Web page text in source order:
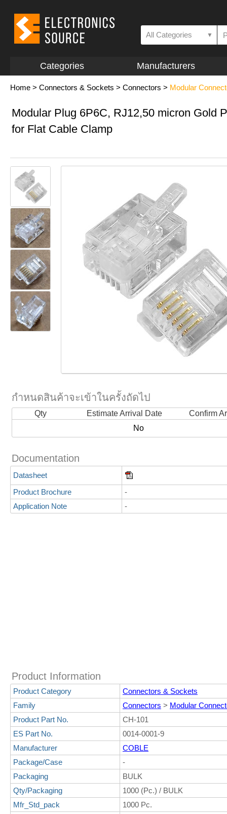
All Categories ▼
Categories Manufacturers
Home > Connectors & Sockets > Connectors > Modular
Modular Plug 6P6C, RJ12,50 micron Gold
for Flat Cable Clamp
กำหนดสินค้าจะเข้าในครั้งถัดไป
Qty Estimate Arrival Date
Confirm
No
Documentation
Datasheet
Product Brochure
-
Application Note
-
Product Information
Product Category
Connectors & Sockets
Family
Connectors > Modular
Product Part No.
CH-101
ES Part No.
0014-0001-9
Manufacturer
COBLE
Package/Case
-
Packaging
BULK
Qty/Packaging
1000 (Pc.) / BULK
Mfr_Std_pack
1000 Pc.